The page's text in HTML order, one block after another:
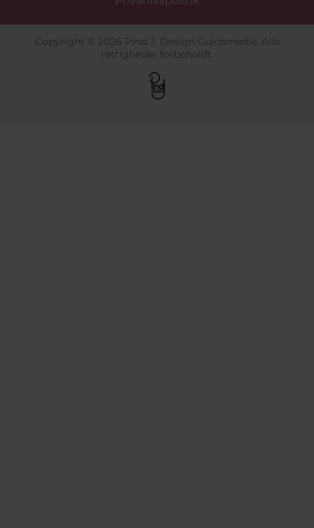
Copyright © 2026 Pind J. Design Guldsmedie. Alle
rettigheder forbeholdt.